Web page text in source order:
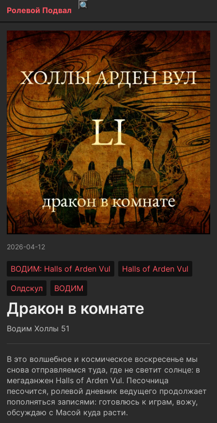
Ролевой Подвал
2026-04-12
ВОДИМ: Halls of Arden Vul
Halls of Arden Vul
Олдскул
ВОДИМ
Дракон в комнате
Водим Холлы 51
В это волшебное и космическое воскресенье мы
снова отправляемся туда, где не светит солнце: в
мегаданжен Halls of Arden Vul. Песочница
песочится, ролевой дневник ведущего продолжает
пополняться записями: готовлюсь к играм, вожу,
обсуждаю с Масой куда расти.